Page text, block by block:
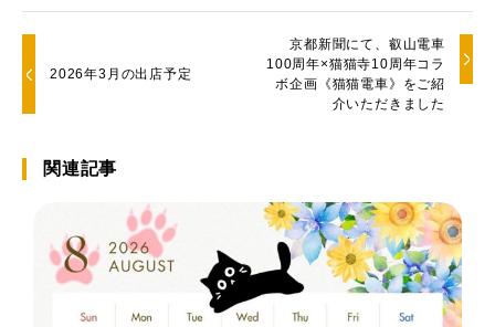
2026年3月の出店予定
京都新聞にて、叡山電車
100周年×猫猫寺10周年コラ
ボ企画《猫猫電車》をご紹
介いただきました
関連記事